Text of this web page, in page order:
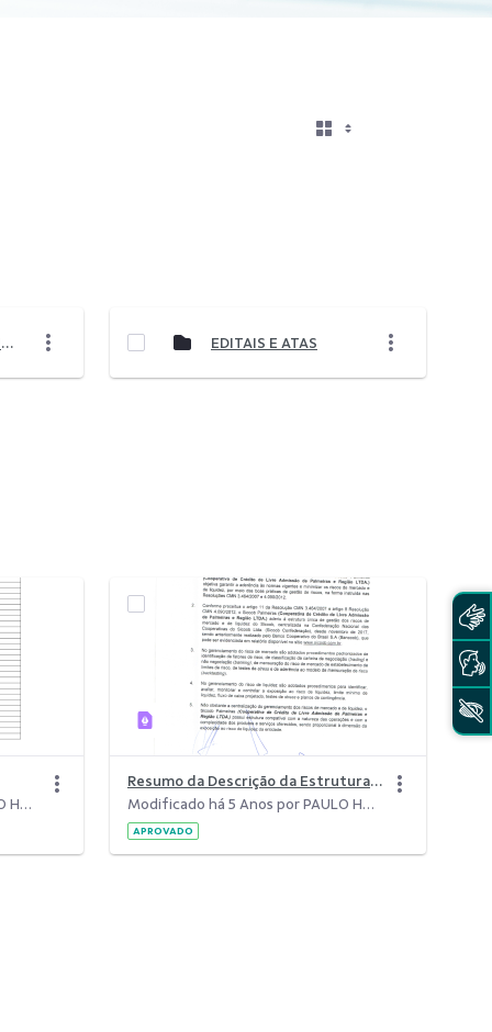
RELATÓRIOS DE AUDITORIA E PARECER FISCAL EDITAIS E ATAS
Modificado há 5 Anos por PAULO HENRIQUE ABREU NEIVA.
Resumo da Descrição da Estrutura de Gerenciamento dos Riscos de Mercado e de Liquidez do Sistema de Cooperativas de Crédito do Brasil &#8211; Sicoob
Modificado há 5 Anos por PAULO HENRIQUE ABREU NEIVA.
APROVADO